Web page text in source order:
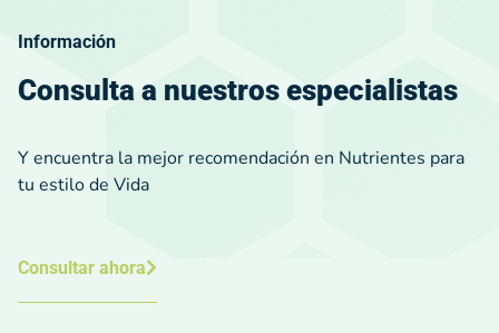
Información
Consulta a nuestros especialistas
Y encuentra la mejor recomendación en Nutrientes para
tu estilo de Vida
Consultar ahora